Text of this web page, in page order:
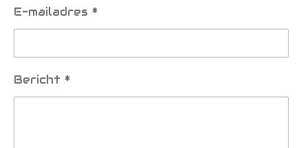
E-mailadres *
Bericht *